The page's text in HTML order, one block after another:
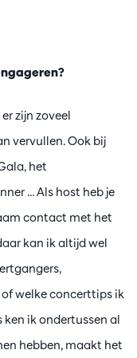
zijn zoveel
vervullen. Ook bij
het
… Als host heb je
contact met het
kan ik altijd wel
welke concerttips ik
ken ik ondertussen al
hebben, maakt het